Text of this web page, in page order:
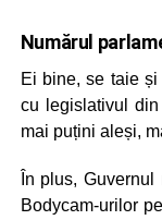
Numărul
Ei bine, se taie
cu legislativul
mai puțini aleși,
În plus,
Bodycam-urilor